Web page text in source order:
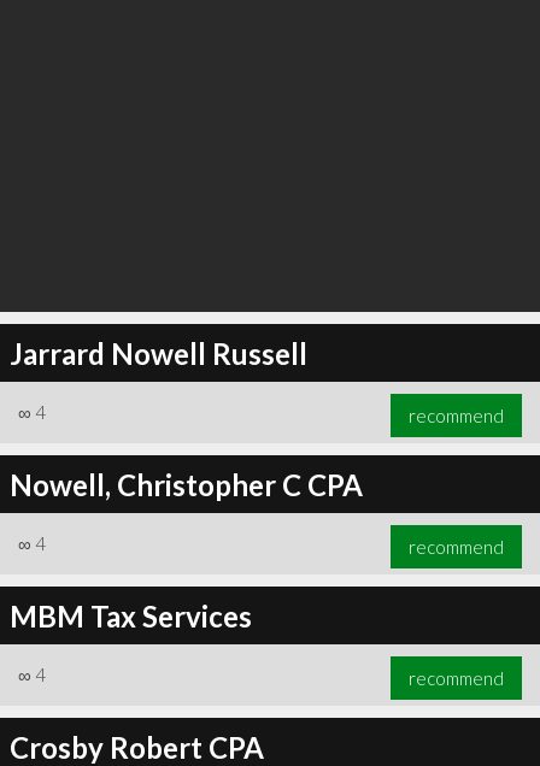
Jarrard Nowell Russell
∞ 4 recommend
Nowell, Christopher C CPA
∞ 4 recommend
MBM Tax Services
∞ 4 recommend
Crosby Robert CPA